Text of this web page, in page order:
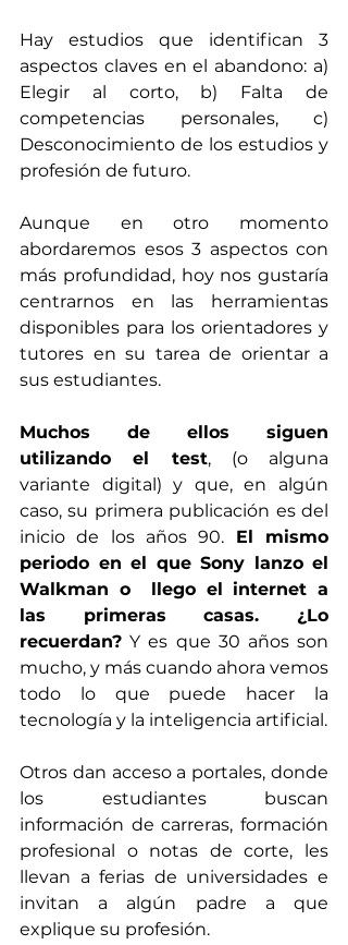
Hay estudios que identifican 3
aspectos claves en el abandono: a)
Elegir al corto, b) Falta de
competencias personales, c)
Desconocimiento de los estudios y
profesión de futuro.
Aunque en otro momento
abordaremos esos 3 aspectos con
más profundidad, hoy nos gustaría
centrarnos en las herramientas
disponibles para los orientadores y
tutores en su tarea de orientar a
sus estudiantes.
Muchos de ellos siguen
utilizando el test, (o alguna
variante digital) y que, en algún
caso, su primera publicación es del
inicio de los años 90. El mismo
periodo en el que Sony lanzo el
Walkman o  llego el internet a
las primeras casas. ¿Lo
recuerdan? Y es que 30 años son
mucho, y más cuando ahora vemos
todo lo que puede hacer la
tecnología y la inteligencia artificial.
Otros dan acceso a portales, donde
los estudiantes buscan
información de carreras, formación
profesional o notas de corte, les
llevan a ferias de universidades e
invitan a algún padre a que
explique su profesión.